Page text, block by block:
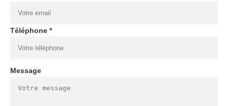
Téléphone *
Message